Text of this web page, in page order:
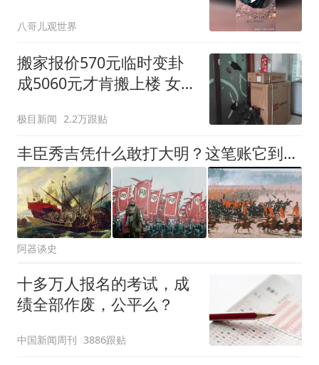
八哥儿观世界
搬家报价570元临时变卦
成5060元才肯搬上楼 女子
极目新闻 2.2万跟贴
丰臣秀吉凭什么敢打大明？这笔账它到底是怎么算的？
阿器谈史
十多万人报名的考试，成
绩全部作废，公平么？
中国新闻周刊 3886跟贴